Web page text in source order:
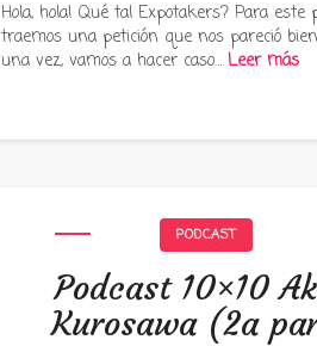
Hola, hola! Qué tal Expotakers? Para este
traemos una petición que nos pareció
una vez, vamos a hacer caso…Leer más
PODCAST
Podcast 10×10
Kurosawa (2a